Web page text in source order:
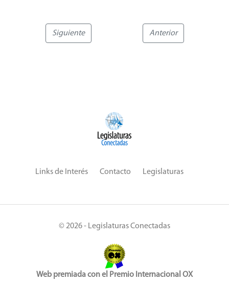
Siguiente Anterior
Links de Interés Contacto Legislaturas
© 2026 - Legislaturas Conectadas
Web premiada con el Premio Internacional OX